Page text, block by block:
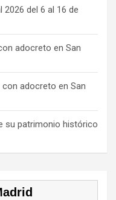
b
e
C
h
a
n
n
el
del 6 al 16 de
adocreto en San
adocreto en San
su patrimonio histórico